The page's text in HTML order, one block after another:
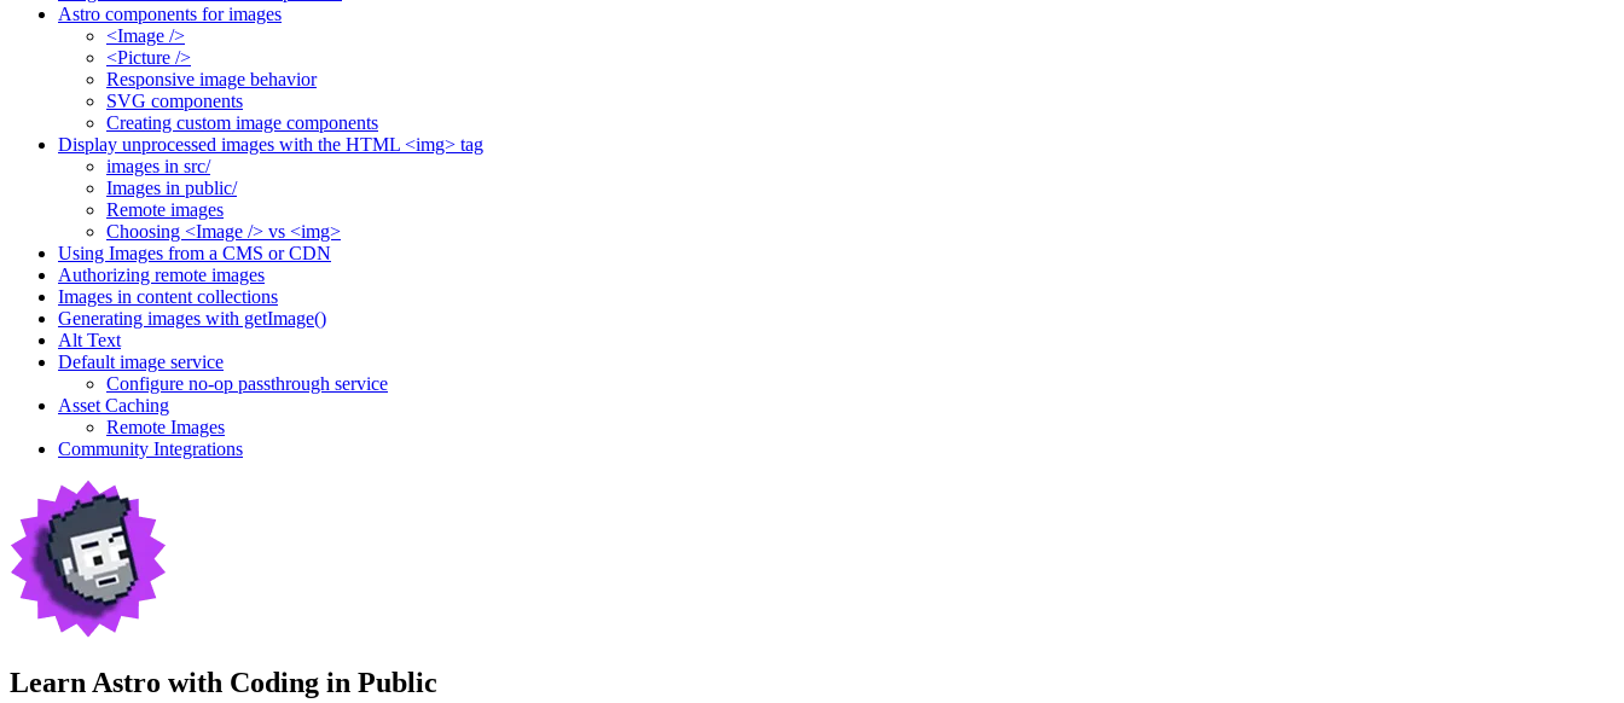
Astro components for images
<Image />
<Picture />
Responsive image behavior
SVG components
Creating custom image components
Display unprocessed images with the HTML <img> tag
images in src/
Images in public/
Remote images
Choosing <Image /> vs <img>
Using Images from a CMS or CDN
Authorizing remote images
Images in content collections
Generating images with getImage()
Alt Text
Default image service
Configure no-op passthrough service
Asset Caching
Remote Images
Community Integrations
Learn Astro with Coding in Public